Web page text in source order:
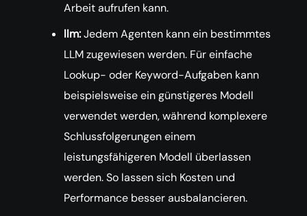
Arbeit aufrufen kann.
llm:Jedem Agenten kann ein bestimmtes
LLM zugewiesen werden. Für einfache
Lookup- oder Keyword-Aufgaben kann
beispielsweise ein günstigeres Modell
verwendet werden, während komplexere
Schlussfolgerungen einem
leistungsfähigeren Modell überlassen
werden. So lassen sich Kosten und
Performance besser ausbalancieren.